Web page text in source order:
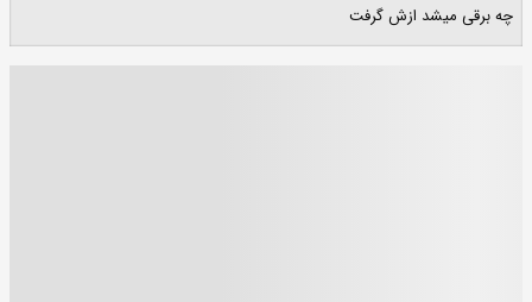
چه برقی میشد ازش گرفت